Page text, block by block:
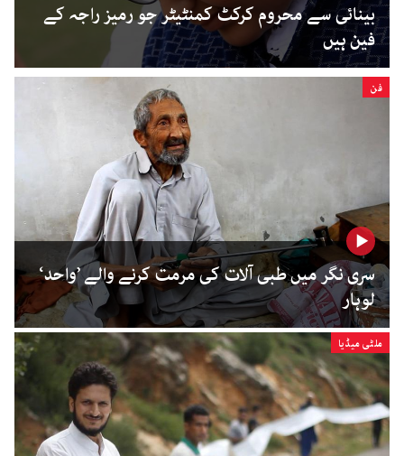
بینائی سے محروم کرکٹ کمنٹیٹر جو رمیز راجہ کے
فین ہیں
فن
سری نگر میں طبی آلات کی مرمت کرنے والے ’واحد‘
لوہار
ملٹی میڈیا